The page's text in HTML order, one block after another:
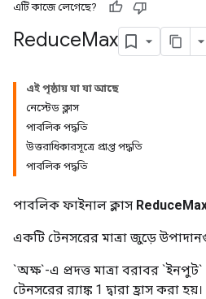
এটি কাজে লেগেছে?
ReduceMax
এই পৃষ্ঠায় যা যা আছে
নেস্টেড ক্লাস
পাবলিক পদ্ধতি
উত্তরাধিকারসূত্রে প্রাপ্ত পদ্ধতি
পাবলিক পদ্ধতি
পাবলিক ফাইনাল ক্লাস
একটি টেনসরের মাত্রা জুড়ে
`অক্ষ`-এ প্রদত্ত মাত্রা বরাবর
টেনসরের র‍্যাঙ্ক 1 দ্বারা হ্রাস করা